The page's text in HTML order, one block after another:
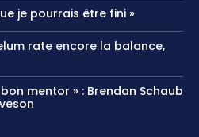
je pourrais être fini »
rate encore la balance,
mentor » : Brendan Schaub